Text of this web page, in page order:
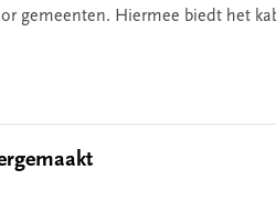
gemeenten. Hiermee biedt het